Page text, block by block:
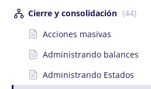
Cierre y consolidación (44)
Acciones masivas
Administrando balances
Administrando Estados